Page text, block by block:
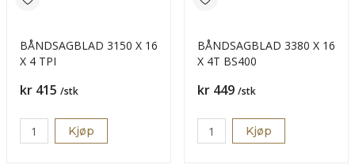
BÅNDSAGBLAD 3150 X 16
X 4 TPI
Pris
kr 415 /stk
Kjøp
BÅNDSAGBLAD 3380 X 16
X 4T BS400
Pris
kr 449 /stk
Kjøp